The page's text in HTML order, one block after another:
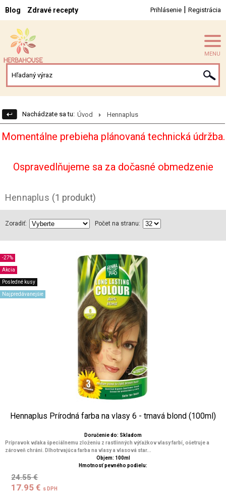
Blog Zdravé recepty Prihlásenie | Registrácia
MENU
Nachádzate sa tu: Úvod Hennaplus
Momentálne prebieha plánovaná technická údržba.
Ospravedlňujeme sa za dočasné obmedzenie
Hennaplus (1 produkt)
Zoradiť: Počet na stranu:
-27%
Akcia
Posledné kusy
Najpredávanejšie
Hennaplus Prírodná farba na vlasy 6 - tmavá blond (100ml)
Doručenie do: Skladom
Prípravok vďaka špeciálnemu zloženiu z rastlinných výťažkov vlasy farbí, ošetruje a
zároveň chráni. Dlhotrvajúca farba na vlasy a vlasová star...
Objem: 100ml
Hmotnosť pevného podielu:
24.55 €
17.95 € s DPH